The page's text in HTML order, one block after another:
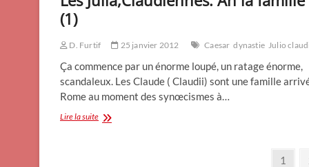
(1)
D. Furtif 25 janvier 2012 Caesar dynastie Julio
Ça commence par un énorme loupé, un ratage énorme,
scandaleux. Les Claude ( Claudii) sont une famille
Rome au moment des synœcismes à…
Lire la suiteLes
Page
1